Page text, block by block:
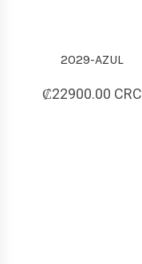
2029-AZUL
₡22900.00 CRC